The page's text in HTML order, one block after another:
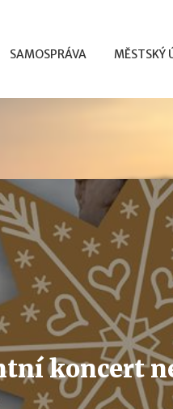
SAMOSPRÁVA MĚSTSKÝ
koncert